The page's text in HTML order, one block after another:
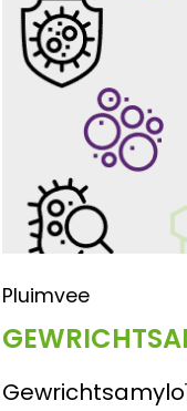
Pluimvee